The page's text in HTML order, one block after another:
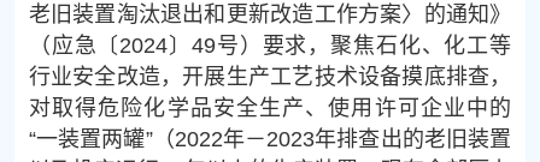
老旧装置淘汰退出和更新改造工作方案〉的通知》
（应急〔2024〕49号）要求，聚焦石化、化工等
行业安全改造，开展生产工艺技术设备摸底排查，
对取得危险化学品安全生产、使用许可企业中的
“一装置两罐”（2022年－2023年排查出的老旧装置